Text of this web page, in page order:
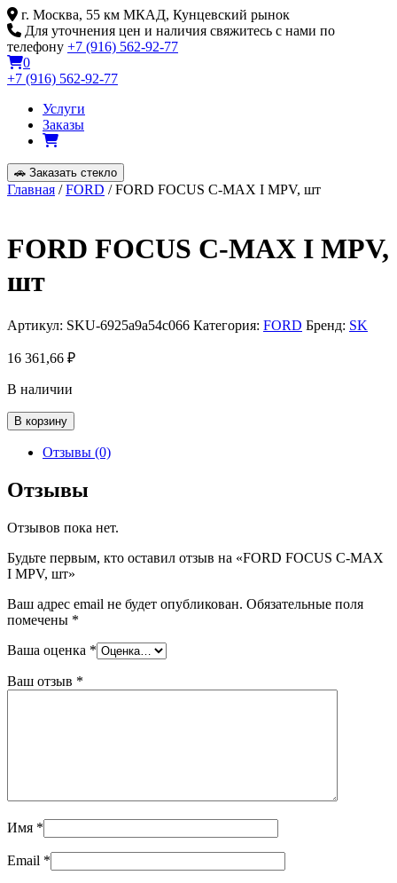
Skip
to
content
г. Москва, 55 км МКАД, Кунцевский рынок
Для уточнения цен и наличия свяжитесь с нами по
телефону +7 (916) 562-92-77
0
+7 (916) 562-92-77
Услуги
Заказы
🚗 Заказать стекло
Главная /FORD / FORD FOCUS C-MAX I MPV, шт
FORD FOCUS C-MAX I MPV,
шт
Артикул: SKU-6925a9a54c066 Категория: FORD Бренд: SK
16 361,66 ₽
В наличии
Количество
товара
FORD
C-
MAX
MPV,
В корзину
Отзывы (0)
Отзывы
Отзывов пока нет.
Будьте первым, кто оставил отзыв на «FORD FOCUS C-MAX
I MPV, шт»
Ваш адрес email не будет опубликован. Обязательные поля
помечены *
Ваша оценка *
Ваш отзыв *
Имя *
Email *